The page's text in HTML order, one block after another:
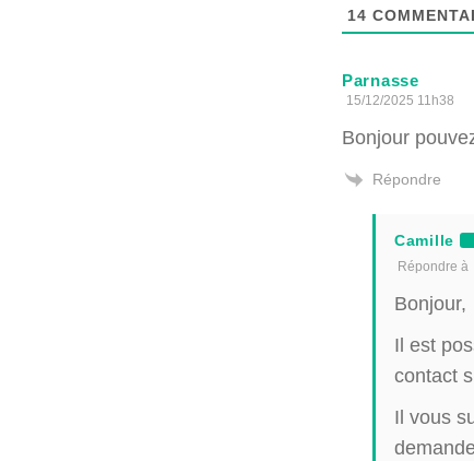
14
Parnasse
15/12/2025 11h38
Bonjour
Répondre
Camille
Répondre à
Bonjour,
Il est
contact
Il vous